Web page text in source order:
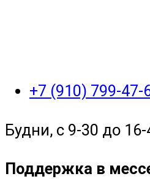
+7 (910) 799-47-
Будни, с 9-30 до
Поддержка в